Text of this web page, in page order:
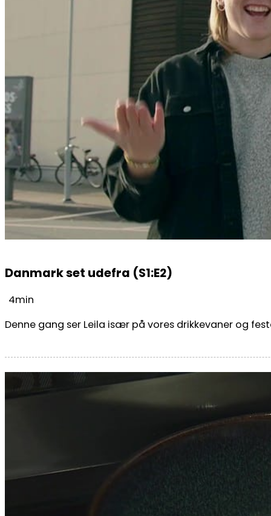
Danmark set udefra (S1:E2)
4min
Denne gang ser Leila især på vores drikkevaner og